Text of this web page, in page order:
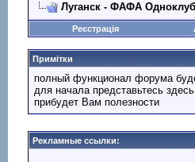
Луганск - ФАФА
Реєстрація
Примітки
полный функционал форума
для начала представьтесь
прибудет Вам полезности
Рекламные ссылки: